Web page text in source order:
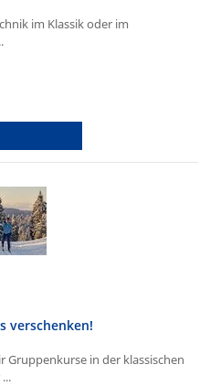
im Klassik oder im
verschenken!
in der klassischen